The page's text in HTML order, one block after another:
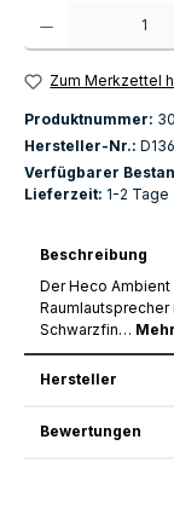
Produkt Anzahl: Gib
Zum Merkzettel
Produktnummer:
Hersteller-Nr.:
Verfügbarer
Lieferzeit: 1-2 Tage
Beschreibung
Der Heco Ambient
Schwarzfin… Mehr
Hersteller
Bewertungen